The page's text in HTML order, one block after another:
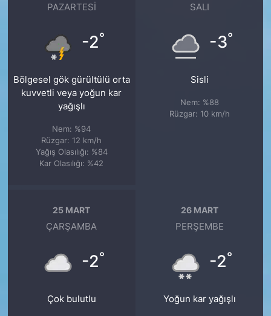
PAZARTESI
-2°
Bölgesel gök gürültülü orta
kuvvetli veya yoğun kar
yağışlı
Nem: %94
Rüzgar: 12 km/h
Yağış Olasılığı: %84
Kar Olasılığı: %42
SALI
-3°
Sisli
Nem: %88
Rüzgar: 10 km/h
25 MART
ÇARŞAMBA
-2°
Çok bulutlu
26 MART
PERŞEMBE
-2°
Yoğun kar yağışlı